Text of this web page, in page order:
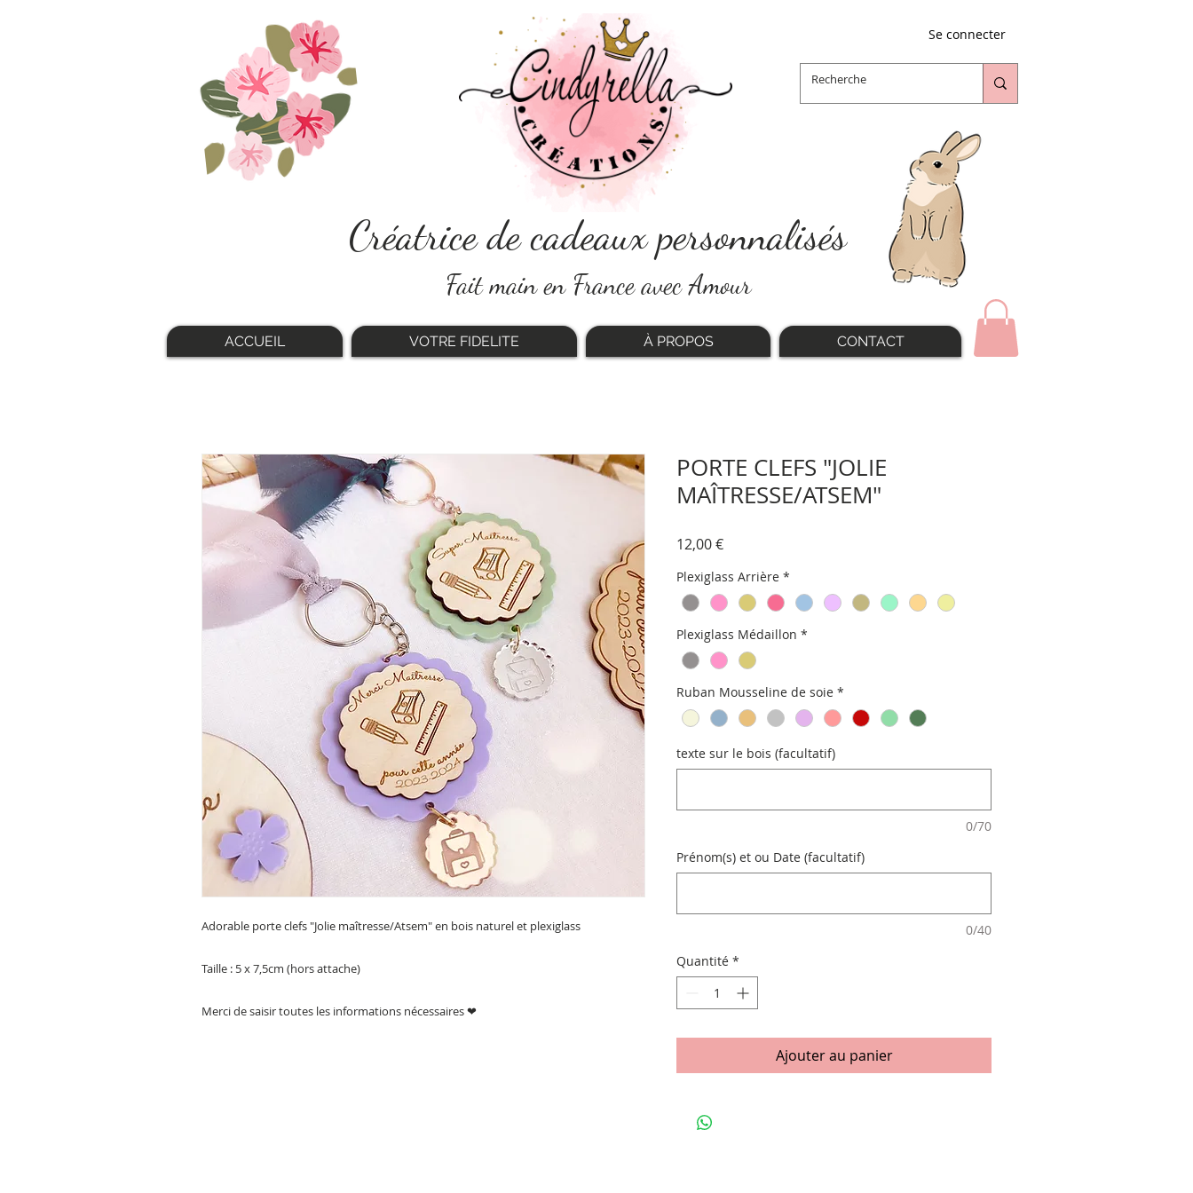
Se connecter
Créatrice de cadeaux personnalisés
Fait main en France avec Amour
ACCUEIL VOTRE FIDELITE À PROPOS CONTACT
Adorable porte clefs "Jolie maîtresse/Atsem" en bois naturel et plexiglass
Taille : 5 x 7,5cm (hors attache)
Merci de saisir toutes les informations nécessaires ❤
PORTE CLEFS "JOLIE
MAÎTRESSE/ATSEM"
12,00 €Prix
Plexiglass Arrière *
Plexiglass Médaillon *
Ruban Mousseline de soie *
texte sur le bois (facultatif)
0/70
Prénom(s) et ou Date (facultatif)
0/40
Quantité *
Ajouter au panier